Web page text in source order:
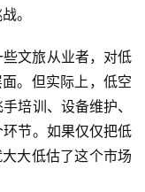
。
文旅从业者，对低
。但实际上，低空
培训、设备维护、
节。如果仅仅把低
大低估了这个市场